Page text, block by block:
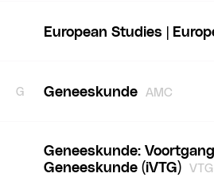
European Studies |
G Geneeskunde AMC
Geneeskunde:
Geneeskunde (iVTG) VTG